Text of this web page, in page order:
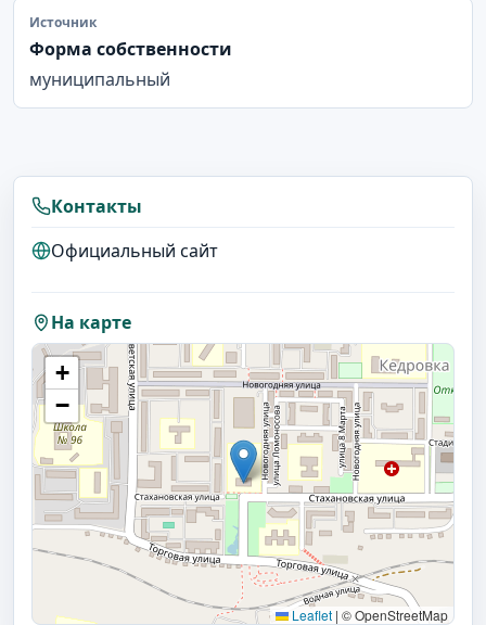
Источник
Форма собственности
муниципальный
Контакты
Официальный сайт
На карте
+
−
Leaflet | © OpenStreetMap